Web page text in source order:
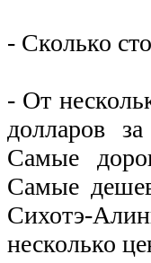
- Сколько
- От
долларов
Самые
Самые
Сихотэ-
несколько